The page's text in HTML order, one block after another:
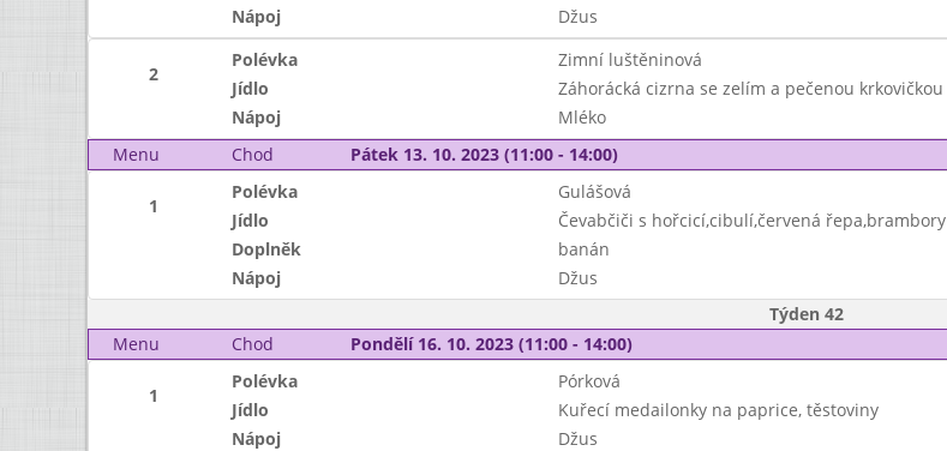
Nápoj
Džus
2
Polévka Zimní luštěninová
Jídlo
Záhorácká cizrna se zelím a pečenou krkovičkou
Nápoj
Mléko
Menu
Chod Pátek 13. 10. 2023 (11:00 - 14:00)
1
Polévka Gulášová
Jídlo
Čevabčiči s hořcicí,cibulí,červená řepa,brambory
Doplněk
banán
Nápoj
Džus
Týden 42
Menu
Chod Pondělí 16. 10. 2023 (11:00 - 14:00)
1
Polévka Pórková
Jídlo
Kuřecí medailonky na paprice, těstoviny
Nápoj
Džus